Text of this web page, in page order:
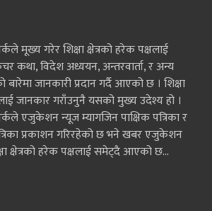
मूख्य गरेर शिक्षा क्षेत्रको हरेक पक्षलाई
कथा, विदेश अध्ययन, अन्तरवार्ता, र अन्य
बारेमा जानकारी प्रदान गर्दै आएको छ । शिक्षा
जानकार गराँउनुनै यसको मुख्य उदेश्य हो ।
एजुकेशन न्यूज म्यागजिन पाक्षिक पत्रिका र
प्रकाशन गरिरहेको छ भने खबर एजुकेशन
क्षेत्रको हरेक पक्षलाई समेट्दै आएको छ...